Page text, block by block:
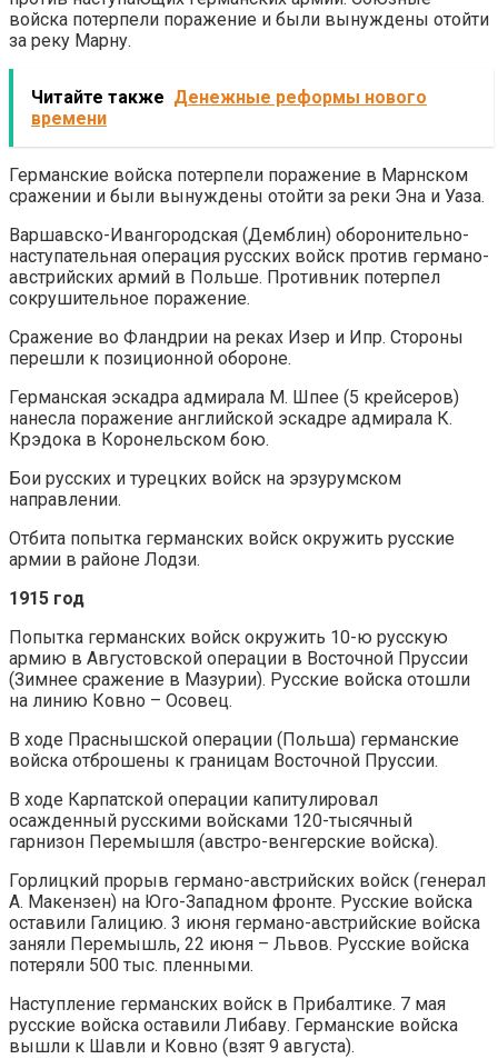
войска потерпели поражение и были вынуждены отойти
за реку Марну.
Читайте также Денежные реформы нового
времени
Германские войска потерпели поражение в Марнском
сражении и были вынуждены отойти за реки Эна и Уаза.
Варшавско-Ивангородская (Демблин) оборонительно-
наступательная операция русских войск против германо-
австрийских армий в Польше. Противник потерпел
сокрушительное поражение.
Сражение во Фландрии на реках Изер и Ипр. Стороны
перешли к позиционной обороне.
Германская эскадра адмирала М. Шпее (5 крейсеров)
нанесла поражение английской эскадре адмирала К.
Крэдока в Коронельском бою.
Бои русских и турецких войск на эрзурумском
направлении.
Отбита попытка германских войск окружить русские
армии в районе Лодзи.
1915 год
Попытка германских войск окружить 10-ю русскую
армию в Августовской операции в Восточной Пруссии
(Зимнее сражение в Мазурии). Русские войска отошли
на линию Ковно – Осовец.
В ходе Праснышской операции (Польша) германские
войска отброшены к границам Восточной Пруссии.
В ходе Карпатской операции капитулировал
осажденный русскими войсками 120-тысячный
гарнизон Перемышля (австро-венгерские войска).
Горлицкий прорыв германо-австрийских войск (генерал
А. Макензен) на Юго-Западном фронте. Русские войска
оставили Галицию. 3 июня германо-австрийские войска
заняли Перемышль, 22 июня – Львов. Русские войска
потеряли 500 тыс. пленными.
Наступление германских войск в Прибалтике. 7 мая
русские войска оставили Либаву. Германские войска
вышли к Шавли и Ковно (взят 9 августа).